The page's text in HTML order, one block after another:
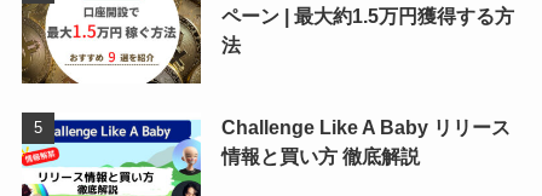
ペーン | 最大約1.5万円獲得する方
法
Challenge Like A Baby リリース
情報と買い方 徹底解説